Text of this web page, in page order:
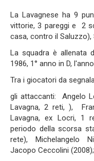
La Lavagnese ha 9
vittorie, 3 pareggi e 2
casa, contro il Saluzzo),
La squadra è allenata
1986, 1° anno in D,
Tra i giocatori da
gli attaccanti: Angelo
Lavagna, 2 reti, ),
Lavagna, ex Locri, 1
periodo della scorsa
rete), Michelangelo
Jacopo Ceccolini (2008);